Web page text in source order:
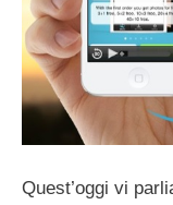
Quest’oggi vi